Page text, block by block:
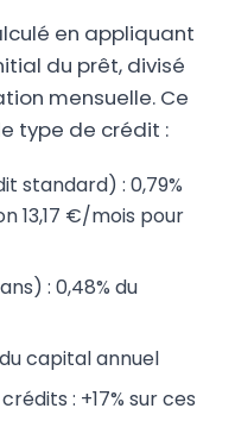
en appliquant
du prêt, divisé
mensuelle. Ce
type de crédit :
standard) : 0,79%
13,17 €/mois pour
: 0,48% du
capital annuel
: +17% sur ces